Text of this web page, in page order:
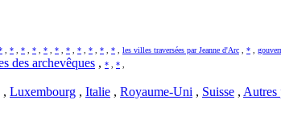
* * * * * * * * * * les villes traversées par Jeanne d'Arc *
des archevêques , * *
, Luxembourg , Italie , Royaume-Uni , Suisse , Autres